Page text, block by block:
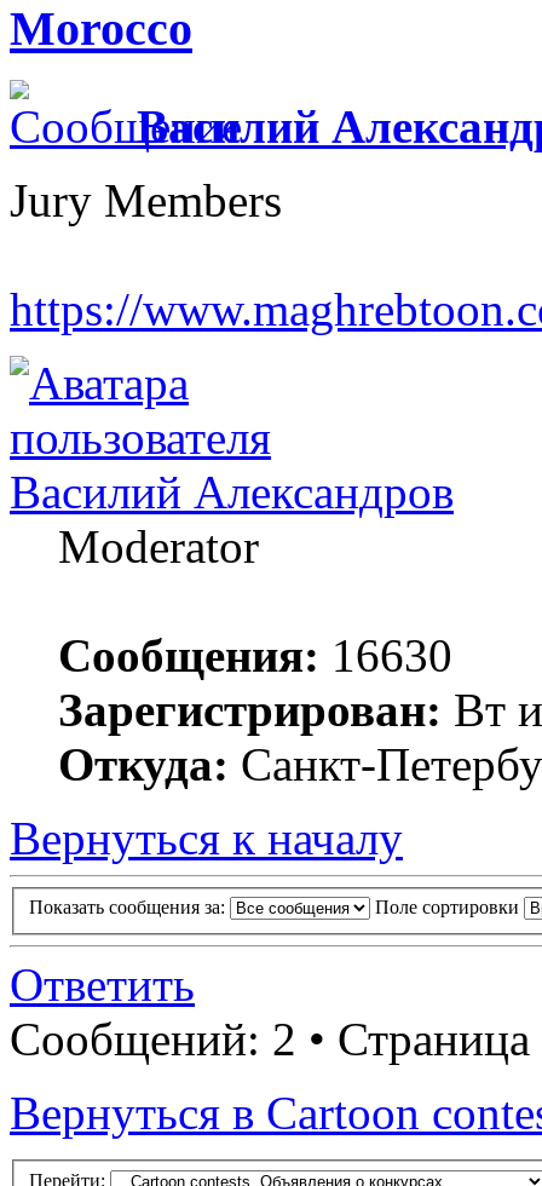
Morocco
Василий
Jury Members
https://
Василий Александров
Moderator
Сообщения: 16630
Зарегистрирован: Вт
Откуда: Санкт-
Вернуться к началу
Показать сообщения за: Поле сортировки
Ответить
Сообщений: 2 • Страница
Вернуться в Cartoon
Перейти: